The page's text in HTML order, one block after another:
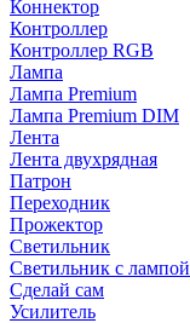
Коннектор
Контроллер
Контроллер RGB
Лампа
Лампа Premium
Лампа Premium DIM
Лента
Лента двухрядная
Патрон
Переходник
Прожектор
Светильник
Светильник c лампой
Сделай сам
Усилитель